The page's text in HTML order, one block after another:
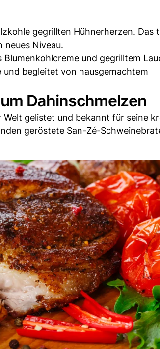
gegrillten Hühnerherzen. Das
neues Niveau.
und gegrilltem
und begleitet von hausgemachtem
Dahinschmelzen
gelistet und bekannt für seine
geröstete San-Zé-